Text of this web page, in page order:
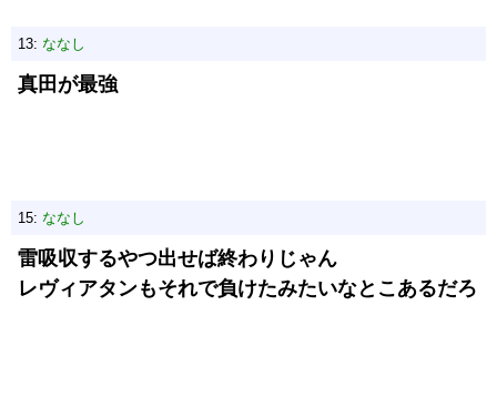
13: ななし
真田が最強
15: ななし
雷吸収するやつ出せば終わりじゃん
レヴィアタンもそれで負けたみたいなとこあるだろ